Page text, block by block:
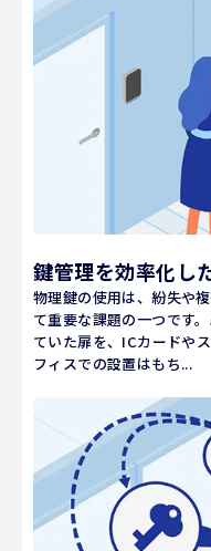
鍵管理を効率化し
物理鍵の使用は、紛失や
て重要な課題の一つです
ていた扉を、ICカードや
フィスでの設置はもち...